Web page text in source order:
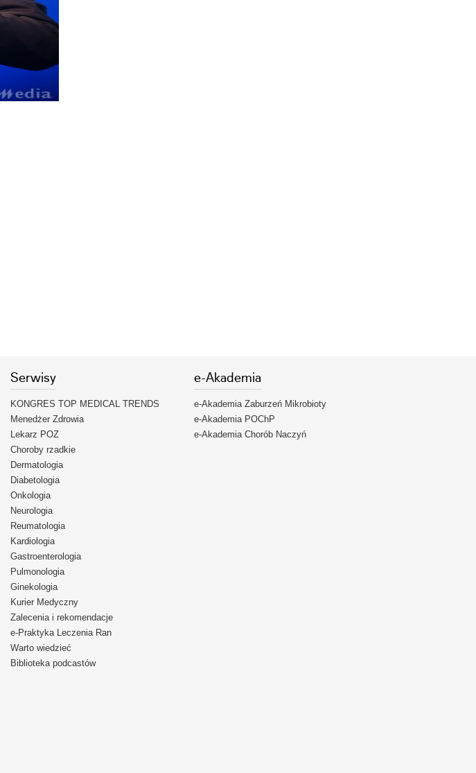
Serwisy
KONGRES TOP MEDICAL TRENDS
Menedżer Zdrowia
Lekarz POZ
Choroby rzadkie
Dermatologia
Diabetologia
Onkologia
Neurologia
Reumatologia
Kardiologia
Gastroenterologia
Pulmonologia
Ginekologia
Kurier Medyczny
Zalecenia i rekomendacje
e-Praktyka Leczenia Ran
Warto wiedzieć
Biblioteka podcastów
e-Akademia
e-Akademia Zaburzeń Mikrobioty
e-Akademia POChP
e-Akademia Chorób Naczyń